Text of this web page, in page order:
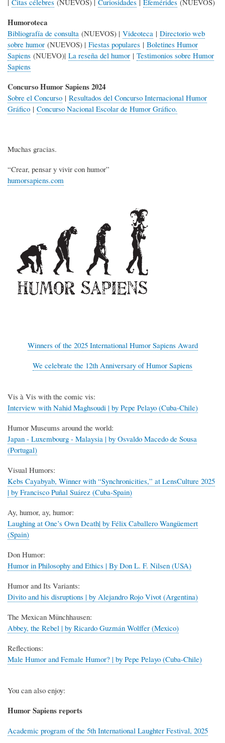
Citas célebres (NUEVOS) | Curiosidades Efemérides (NUEVOS)
Humoroteca
Bibliografía de consulta (NUEVOS) | Videoteca | Directorio web
sobre humor (NUEVOS) | Fiestas populares | Boletines Humor
Sapiens (NUEVO)| La reseña del humor | Testimonios sobre Humor
Sapiens
Concurso Humor Sapiens 2024
Sobre el Concurso | Resultados del Concurso Internacional Humor
Gráfico | Concurso Nacional Escolar de Humor Gráfico.
Muchas gracias.
“Crear, pensar y vivir con humor”
humorsapiens.com
Winners of the 2025 International Humor Sapiens Award
We celebrate the 12th Anniversary of Humor Sapiens
Vis à Vis with the comic vis:
Interview with Nahid Maghsoudi | by Pepe Pelayo (Cuba-Chile)
Humor Museums around the world:
Japan - Luxembourg - Malaysia | by Osvaldo Macedo de Sousa
(Portugal)
Visual Humors:
Kebs Cayabyab, Winner with “Synchronicities,” at LensCulture 2025
| by Francisco Puñal Suárez (Cuba-Spain)
Ay, humor, ay, humor:
Laughing at One’s Own Death| by Félix Caballero Wangüemert
(Spain)
Don Humor:
Humor in Philosophy and Ethics | By Don L. F. Nilsen (USA)
Humor and Its Variants:
Divito and his disruptions | by Alejandro Rojo Vivot (Argentina)
The Mexican Münchhausen:
Abbey, the Rebel | by Ricardo Guzmán Wolffer (Mexico)
Reflections:
Male Humor and Female Humor? | by Pepe Pelayo (Cuba-Chile)
You can also enjoy:
Humor Sapiens reports
Academic program of the 5th International Laughter Festival, 2025